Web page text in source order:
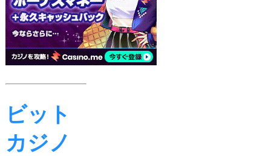
ビット
カジノ